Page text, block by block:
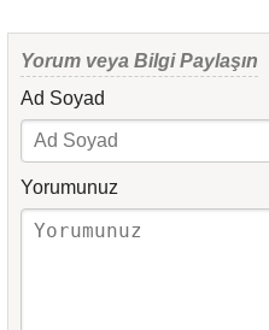
Yorum veya Bilgi Paylaşın
Ad Soyad
Yorumunuz